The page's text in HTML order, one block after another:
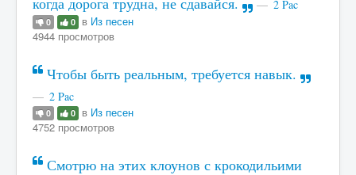
2 Pac
0 0 в Из песен
4944 просмотров
Чтобы быть реальным, требуется навык.
2 Pac
0 0 в Из песен
4752 просмотров
Смотрю на этих клоунов с крокодильими